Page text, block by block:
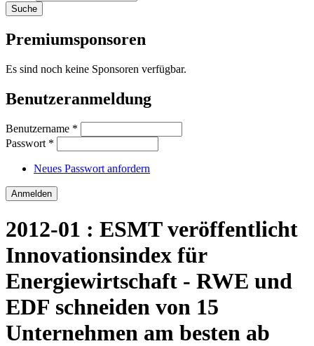
Premiumsponsoren
Es sind noch keine Sponsoren verfügbar.
Benutzeranmeldung
Benutzername *
Passwort *
Neues Passwort anfordern
2012-01 : ESMT veröffentlicht
Innovationsindex für
Energiewirtschaft - RWE und
EDF schneiden von 15
Unternehmen am besten ab